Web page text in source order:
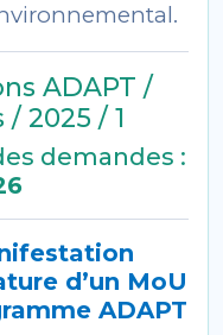
ADAPT /
2025 / 1
demandes :
d’un MoU
ADAPT